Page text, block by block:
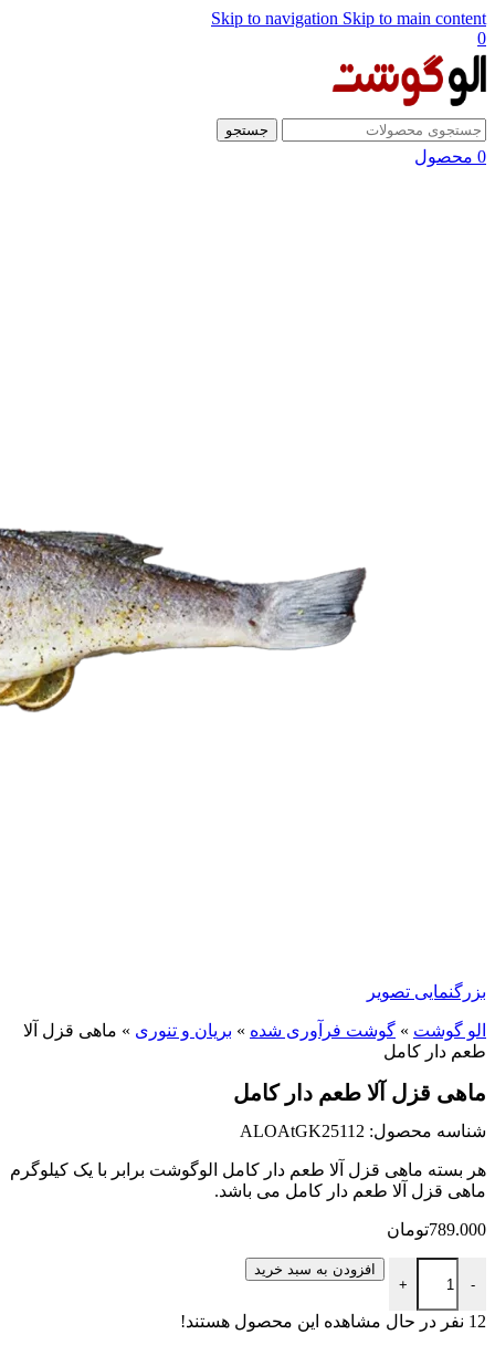
Skip to navigation Skip to main content
0
جستجو
0 محصول
بزرگنمایی تصویر
الو گوشت » گوشت فرآوری شده » بریان و تنوری » ماهی قزل آلا
طعم دار کامل
ماهی قزل آلا طعم دار کامل
شناسه محصول: ALOAtGK25112
هر بسته ماهی قزل آلا طعم دار کامل الوگوشت برابر با یک کیلوگرم
ماهی قزل آلا طعم دار کامل می باشد.
789.000تومان
-
ماهی قزل آلا طعم دار کامل عدد
+
افزودن به سبد خرید
12 نفر در حال مشاهده این محصول هستند!